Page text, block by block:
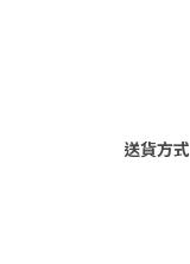
送貨方式